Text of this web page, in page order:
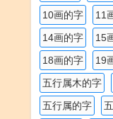
10画的字
11
14画的字
15
18画的字
19
五行属木的字
五行属的字